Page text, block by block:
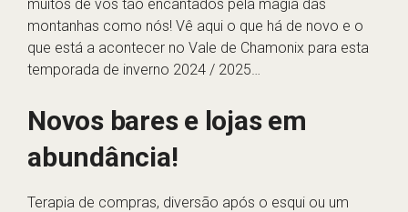
muitos de vós tão encantados pela magia das
montanhas como nós! Vê aqui o que há de novo e o
que está a acontecer no Vale de Chamonix para esta
temporada de inverno 2024 / 2025…
Novos bares e lojas em
abundância!
Terapia de compras, diversão após o esqui ou um